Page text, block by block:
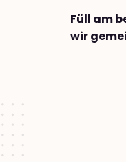
Füll am
wir